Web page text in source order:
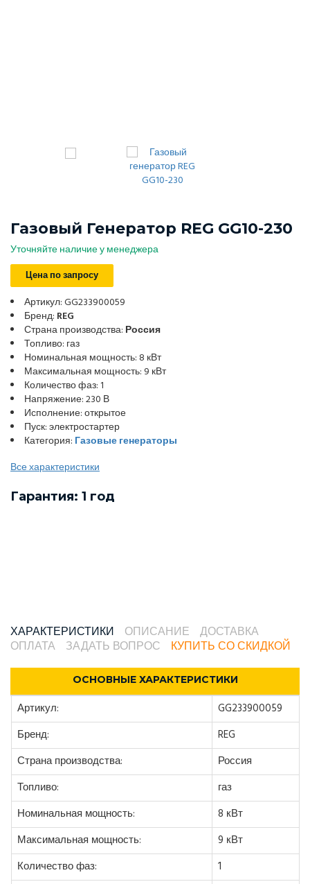
Газовый Генератор REG GG10-230
Уточняйте наличие у менеджера
Цена по запросу
Артикул: GG233900059
Бренд: REG
Страна производства: Россия
Топливо: газ
Номинальная мощность: 8 кВт
Максимальная мощность: 9 кВт
Количество фаз: 1
Напряжение: 230 В
Исполнение: открытое
Пуск: электростартер
Категория: Газовые генераторы
Все характеристики
Гарантия: 1 год
ХАРАКТЕРИСТИКИ ОПИСАНИЕ
ДОСТАВКА
ОПЛАТА
ЗАДАТЬ ВОПРОС КУПИТЬ СО СКИДКОЙ
ОСНОВНЫЕ ХАРАКТЕРИСТИКИ
Артикул:
GG233900059
Бренд:
REG
Страна производства:
Россия
Топливо:
газ
Номинальная мощность:
8 кВт
Максимальная мощность:
9 кВт
Количество фаз:
1